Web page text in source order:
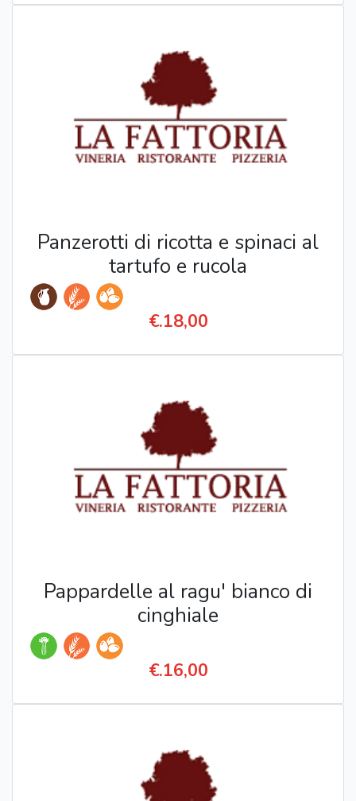
Panzerotti di ricotta e spinaci al
tartufo e rucola
€.18,00
Pappardelle al ragu' bianco di
cinghiale
€.16,00